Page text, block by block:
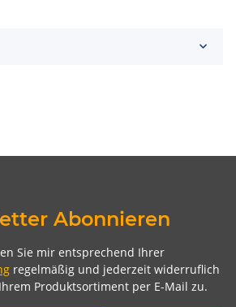
Abonnieren
Sie mir entsprechend Ihrer
regelmäßig und jederzeit widerruflich
Produktsortiment per E-Mail zu.